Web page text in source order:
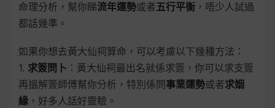
命理分析，幫你睇流年運勢或者五行平衡 ，唔少人試過
都話幾準。
如果你想去黃大仙祠算命，可以考慮以下幾種方法：
1. 求簽問卜 ：黃大仙祠最出名就係求簽，你可以求支簽
再搵解簽師傅幫你分析，特別係問 事業運勢或者求姻
緣 ，好多人話好靈驗。